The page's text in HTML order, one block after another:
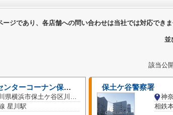
ジであり、各店舗への問い合わせは当社では対応できま
並
該当公
ザ・ダイソー ホームセンターコーナン保土ケ谷星川店
神奈川県横浜市保土ケ谷区川辺町
星川駅
保土ケ谷警察署
相鉄